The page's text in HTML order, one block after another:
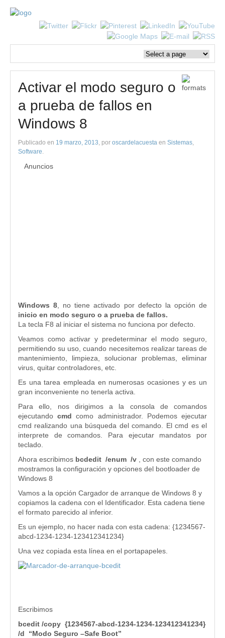
Activar el modo seguro o
a prueba de fallos en
Windows 8
Publicado en 19 marzo, 2013, por oscardelacuesta en Sistemas,
Software.
Anuncios
Windows 8 , no tiene activado por defecto la opción de
inicio en modo seguro o a prueba de fallos.
La tecla F8 al iniciar el sistema no funciona por defecto.
Veamos como activar y predeterminar el modo seguro,
permitiendo su uso, cuando necesitemos realizar tareas de
mantenimiento, limpieza, solucionar problemas, eliminar
virus, quitar controladores, etc.
Es una tarea empleada en numerosas ocasiones y es un
gran inconveniente no tenerla activa.
Para ello, nos dirigimos a la consola de comandos
ejecutandocmd como administrador. Podemos ejecutar
cmd realizando una búsqueda del comando. El cmd es el
interprete de comandos. Para ejecutar mandatos por
teclado.
Ahora escribimos bcdedit /enum /v
, con este comando
mostramos la configuración y opciones del bootloader de
Windows 8
Vamos a la opción Cargador de arranque de Windows 8 y
copiamos la cadena con el Identificador. Esta cadena tiene
el formato parecido al inferior.
Es un ejemplo, no hacer nada con esta cadena: {1234567-
abcd-1234-1234-123412341234}
Una vez copiada esta línea en el portapapeles.
Escribimos
bcedit /copy {1234567-abcd-1234-1234-123412341234}
/d “Modo Seguro –Safe Boot”